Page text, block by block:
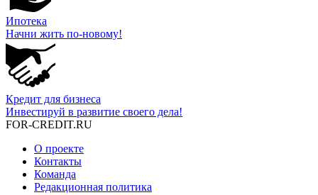
Ипотека
Начни жить по-новому!
Кредит для бизнеса
Инвестируй в развитие своего дела!
FOR-CREDIT.RU
О проекте
Контакты
Команда
Редакционная политика